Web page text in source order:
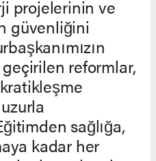
projelerinin ve
güvenliğini
reformlar,
sağlığa,
kadar her